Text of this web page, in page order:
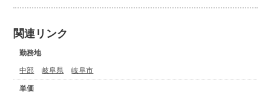
関連リンク
勤務地
中部 岐阜県 岐阜市
単価